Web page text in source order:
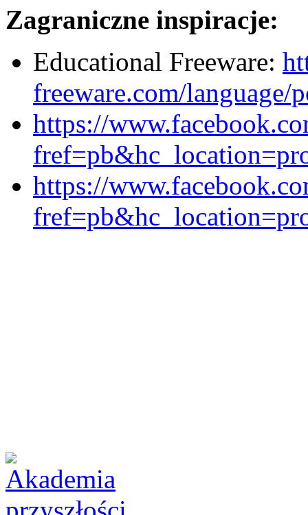
Zagraniczne inspiracje:
Educational Freeware:
freeware.com/language/
https://
https://